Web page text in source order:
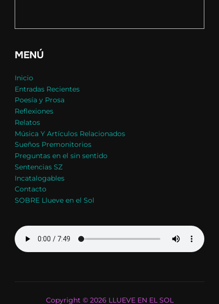
MENÚ
Inicio
Entradas Recientes
Poesía y Prosa
Reflexiones
Relatos
Música Y Artículos Relacionados
Sueños Premonitorios
Preguntas en el sin sentido
Sentencias SZ
Incatalogables
Contacto
SOBRE Llueve en el Sol
Copyright © 2026 LLUEVE EN EL SOL